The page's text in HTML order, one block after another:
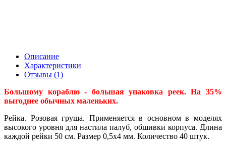
Описание
Характеристики
Отзывы (1)
Большому кораблю - большая упаковка реек. На 35%
выгоднее обычных маленьких.
Рейка. Розовая груша. Применяется в основном в моделях
высокого уровня для настила палуб, обшивки корпуса. Длина
каждой рейки 50 см. Размер 0,5х4 мм. Количество 40 штук.